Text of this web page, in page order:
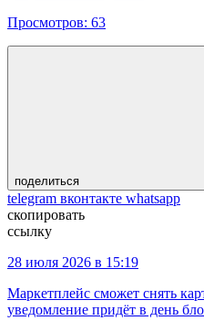
Просмотров: 63
поделиться
telegram вконтакте whatsapp
скопировать
ссылку
28 июля 2026 в 15:19
Маркетплейс сможет снять
уведомление придёт в день